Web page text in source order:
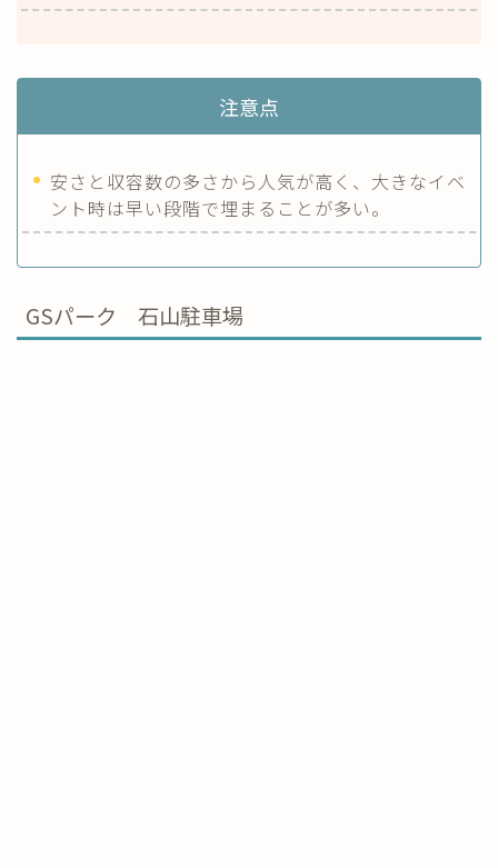
注意点
安さと収容数の多さから人気が高く、大きなイベ
ント時は早い段階で埋まることが多い。
GSパーク 石山駐車場